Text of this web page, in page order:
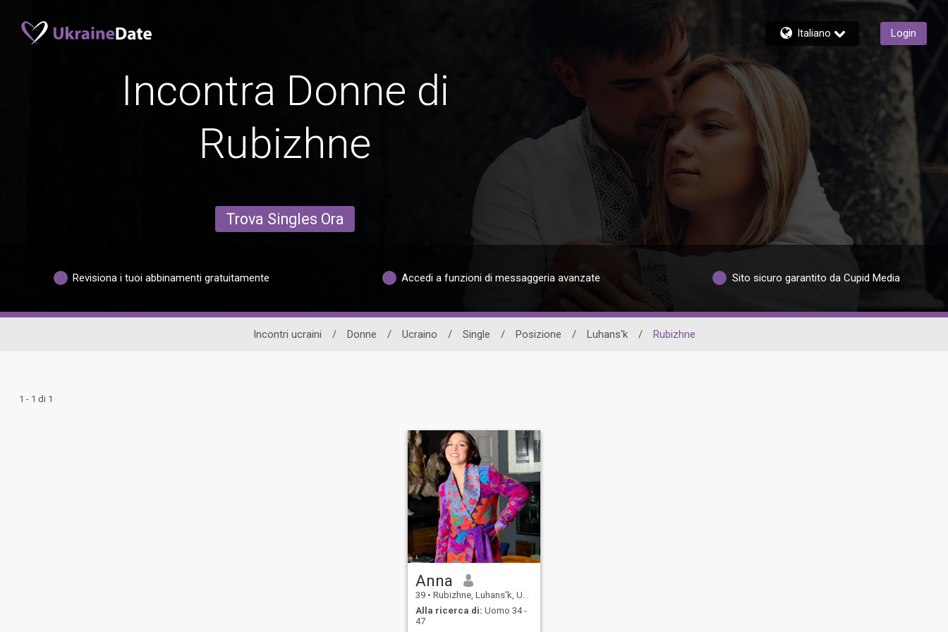
Italiano Login
Incontra Donne di
Rubizhne
Trova Singles Ora
Revisiona i tuoi abbinamenti gratuitamente Accedi a funzioni di messaggeria avanzate Sito sicuro garantito da Cupid Media
Incontri ucraini / Donne / Ucraino / Single / Posizione / Luhans'k / Rubizhne
1 - 1 di 1
Anna
39 • Rubizhne, Luhans'k, Ucraina
Alla ricerca di: Uomo 34 -
47